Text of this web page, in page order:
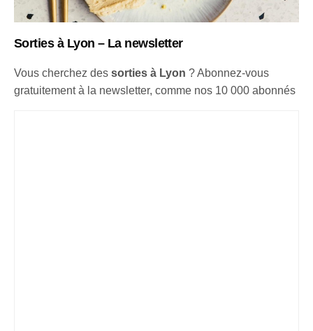
Sorties à Lyon – La newsletter
Vous cherchez dessorties à Lyon ? Abonnez-vous
gratuitement à la newsletter, comme nos 10 000 abonnés